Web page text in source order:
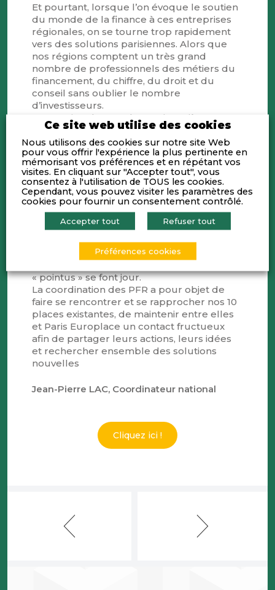
Et pourtant, lorsque l’on évoque le soutien
du monde de la finance à ces entreprises
régionales, on se tourne trop rapidement
vers des solutions parisiennes. Alors que
nos régions comptent un très grand
nombre de professionnels des métiers du
financement, du chiffre, du droit et du
conseil sans oublier le nombre
d’investisseurs.
La vocation de nos Places Financières
Régionales (PFR) est de susciter un élan
commun de ces professionnels dans leurs
régions respectives pour se rapprocher
d’un tissu de PME et d’ETI largement
réparti dans nos départements. La
proximité au quotidien demeure un gage
d’efficacité.
Nos différentes PFR offrent ainsi des
solutions locales lorsqu’elles existent et
aident les organisations nationales à se
rapprocher de leurs entreprises quand ce
« pointus » se font jour.
La coordination des PFR a pour objet de
faire se rencontrer et se rapprocher nos 10
places existantes, de maintenir entre elles
et Paris Europlace un contact fructueux
afin de partager leurs actions, leurs idées
et rechercher ensemble des solutions
nouvelles
Jean-Pierre LAC, Coordinateur national
Cliquez ici !
Ce site web utilise des cookies
Nous utilisons des cookies sur notre site Web
pour vous offrir l'expérience la plus pertinente en
mémorisant vos préférences et en répétant vos
visites. En cliquant sur "Accepter tout", vous
consentez à l'utilisation de TOUS les cookies.
Cependant, vous pouvez visiter les paramètres des
cookies pour fournir un consentement contrôlé.
Accepter tout Refuser tout
Préférences cookies